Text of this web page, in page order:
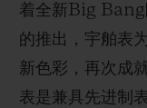
着全新Big Bang
的推出，宇舶表
新色彩，再次成
表是兼具先进制
礼品小袋